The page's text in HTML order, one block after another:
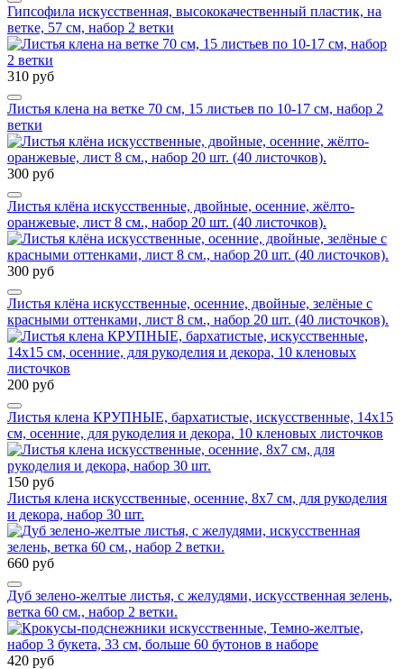
Гипсофила искусственная, высококачественный пластик, на
ветке, 57 см, набор 2 ветки
310 руб
Листья клена на ветке 70 см, 15 листьев по 10-17 см, набор 2
ветки
300 руб
Листья клёна искусственные, двойные, осенние, жёлто-
оранжевые, лист 8 см., набор 20 шт. (40 листочков).
300 руб
Листья клёна искусственные, осенние, двойные, зелёные с
красными оттенками, лист 8 см., набор 20 шт. (40 листочков).
200 руб
Листья клена КРУПНЫЕ, бархатистые, искусственные, 14х15
см, осенние, для рукоделия и декора, 10 кленовых листочков
150 руб
Листья клена искусственные, осенние, 8х7 см, для рукоделия
и декора, набор 30 шт.
660 руб
Дуб зелено-желтые листья, с желудями, искусственная зелень,
ветка 60 см., набор 2 ветки.
420 руб